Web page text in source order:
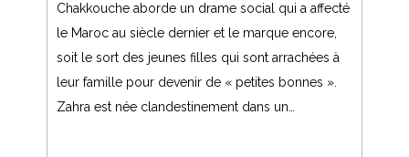
Chakkouche aborde un drame social qui a affecté
le Maroc au siècle dernier et le marque encore,
soit le sort des jeunes filles qui sont arrachées à
leur famille pour devenir de « petites bonnes ».
Zahra est née clandestinement dans un…